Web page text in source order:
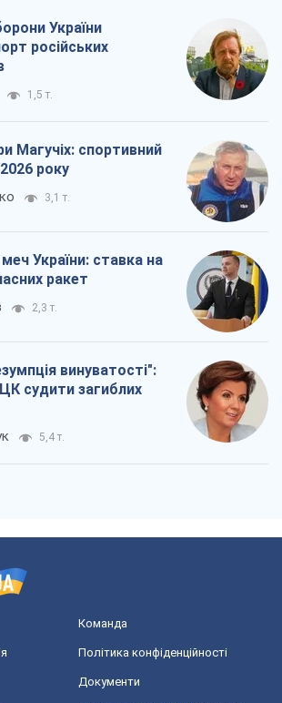
України
російських
1,5 т.
Магучіх: спортивний
року
3,1 т.
України: ставка на
ракет
2,3 т.
винуватості":
судити загиблих
5,4 т.
Команда
Політика конфіденційності
Документи